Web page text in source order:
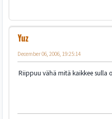
Yuz
December 06, 2006, 19:25:14
Riippuu vähä mitä kaikkee sulla